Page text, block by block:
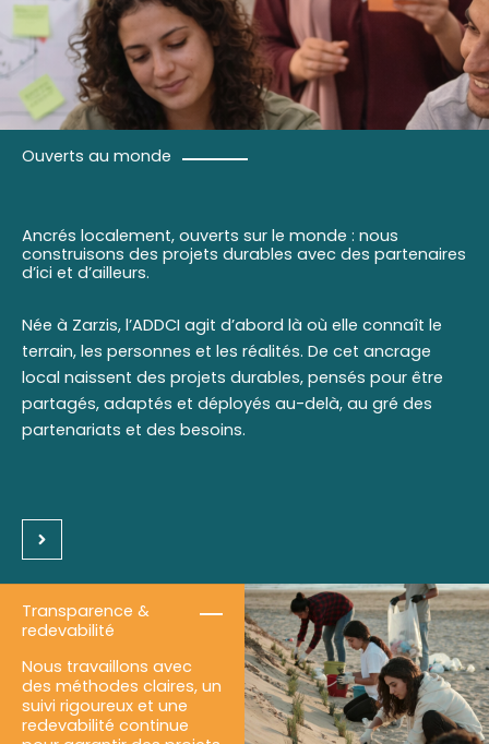
Ouverts au monde
Ancrés localement, ouverts sur le monde : nous
construisons des projets durables avec des partenaires
d’ici et d’ailleurs.
Née à Zarzis, l’ADDCI agit d’abord là où elle connaît le
terrain, les personnes et les réalités. De cet ancrage
local naissent des projets durables, pensés pour être
partagés, adaptés et déployés au-delà, au gré des
partenariats et des besoins.
Transparence &
redevabilité
Nous travaillons avec
des méthodes claires, un
suivi rigoureux et une
redevabilité continue